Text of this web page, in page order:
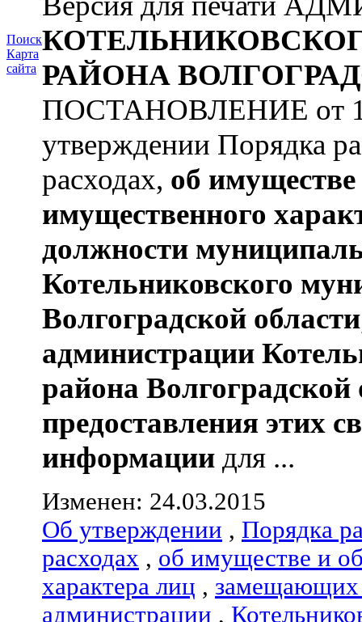
Поиск
Карта
сайта РАЙОНА
ПОСТАНОВЛЕНИЕ от
утверждении Порядка
расходах, об имуществе
имущественного
должности
Котельниковского
Волгоградской области
администрации
района Волгоградской
предоставления этих
информации для ...
Изменен: 24.03.2015
Об утверждении , Порядка
расходах , об имуществе и
характера лиц , замещающих
администрации ,